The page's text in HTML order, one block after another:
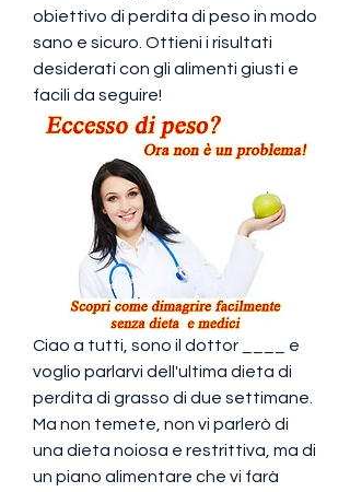
obiettivo di perdita di peso in modo
sano e sicuro. Ottieni i risultati
desiderati con gli alimenti giusti e
facili da seguire!
Ciao a tutti, sono il dottor ____ e
voglio parlarvi dell'ultima dieta di
perdita di grasso di due settimane.
Ma non temete, non vi parlerò di
una dieta noiosa e restrittiva, ma di
un piano alimentare che vi farà